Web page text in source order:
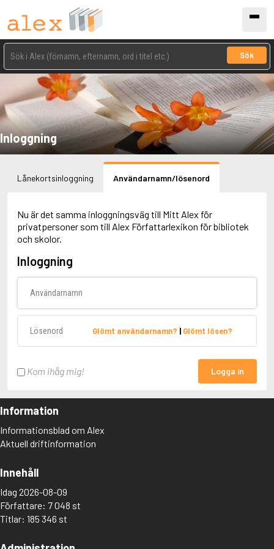
Sök
Inloggning
Lånekortsinloggning Användarnamn/lösenord
Nu är det samma inloggningsväg till Mitt Alex för
privatpersoner som till Alex Författarlexikon för bibliotek
och skolor.
Inloggning
Glömt användarnamn? | Glömt lösen?
Kom ihåg mig! Logga in
Information
Informationsblad om Alex
Aktuell driftinformation
Innehåll
Idag 2026-08-09
Författare: 7 048 st
Titlar: 185 346 st